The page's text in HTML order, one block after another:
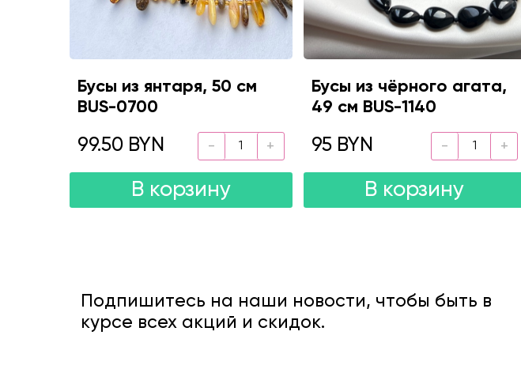
Бусы из янтаря, 50 см
BUS-0700
99.50 BYN
В корзину
Бусы из чёрного агата,
49 см BUS-1140
95 BYN
В корзину
Подпишитесь на наши новости, чтобы быть в
курсе всех акций и скидок.